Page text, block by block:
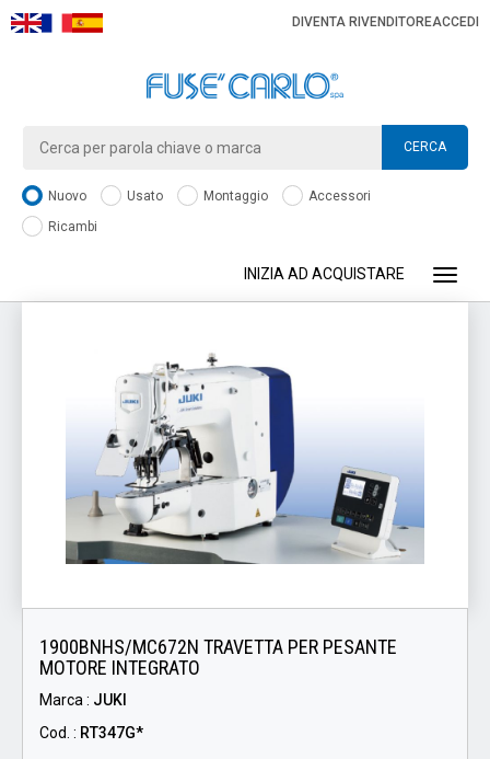
DIVENTA RIVENDITOREACCEDI
CERCA
Nuovo Usato Montaggio
Accessori
Ricambi
INIZIA AD ACQUISTARE
1900BNHS/MC672N TRAVETTA PER PESANTE
MOTORE INTEGRATO
Marca : JUKI
Cod. : RT347G*